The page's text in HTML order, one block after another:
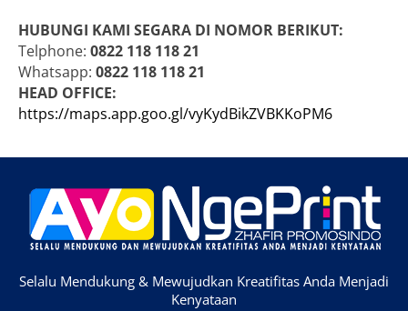
HUBUNGI KAMI SEGARA DI NOMOR BERIKUT:
Telphone: 0822 118 118 21
Whatsapp: 0822 118 118 21
HEAD OFFICE:
https://maps.app.goo.gl/vyKydBikZVBKKoPM6
Selalu Mendukung & Mewujudkan Kreatifitas Anda Menjadi
Kenyataan